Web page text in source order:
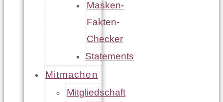
Masken-
Fakten-
Checker
Statements
Mitmachen
Mitgliedschaft